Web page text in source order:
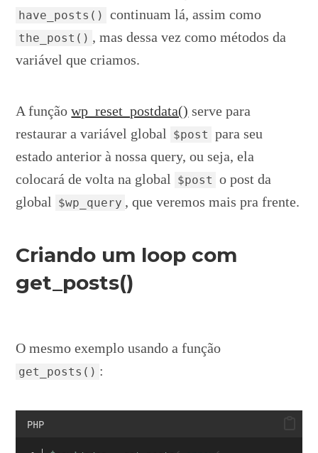
have_posts() continuam lá, assim como
the_post() , mas dessa vez como métodos da
variável que criamos.
A funçãowp_reset_postdata() serve para
restaurar a variável global
$post para seu
estado anterior à nossa query, ou seja, ela
colocará de volta na global
$post o post da
global
$wp_query , que veremos mais pra frente.
Criando um loop com
get_posts()
O mesmo exemplo usando a função
get_posts() :
PHP